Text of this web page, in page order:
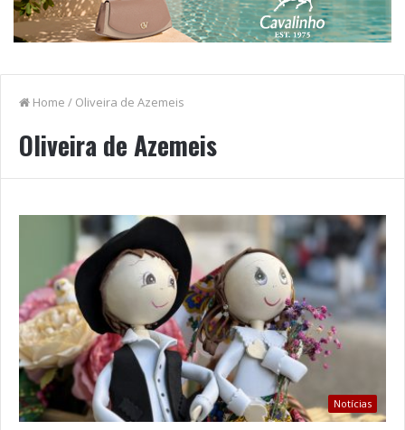
Home / Oliveira de Azemeis
Oliveira de Azemeis
Notícias